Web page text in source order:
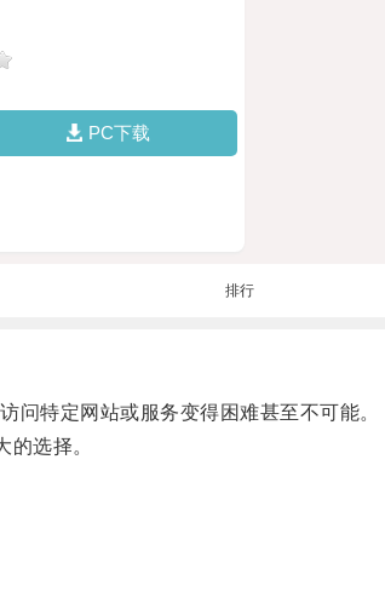
PC下载
排行
特定网站或服务变得困难甚至不可能。
选择。